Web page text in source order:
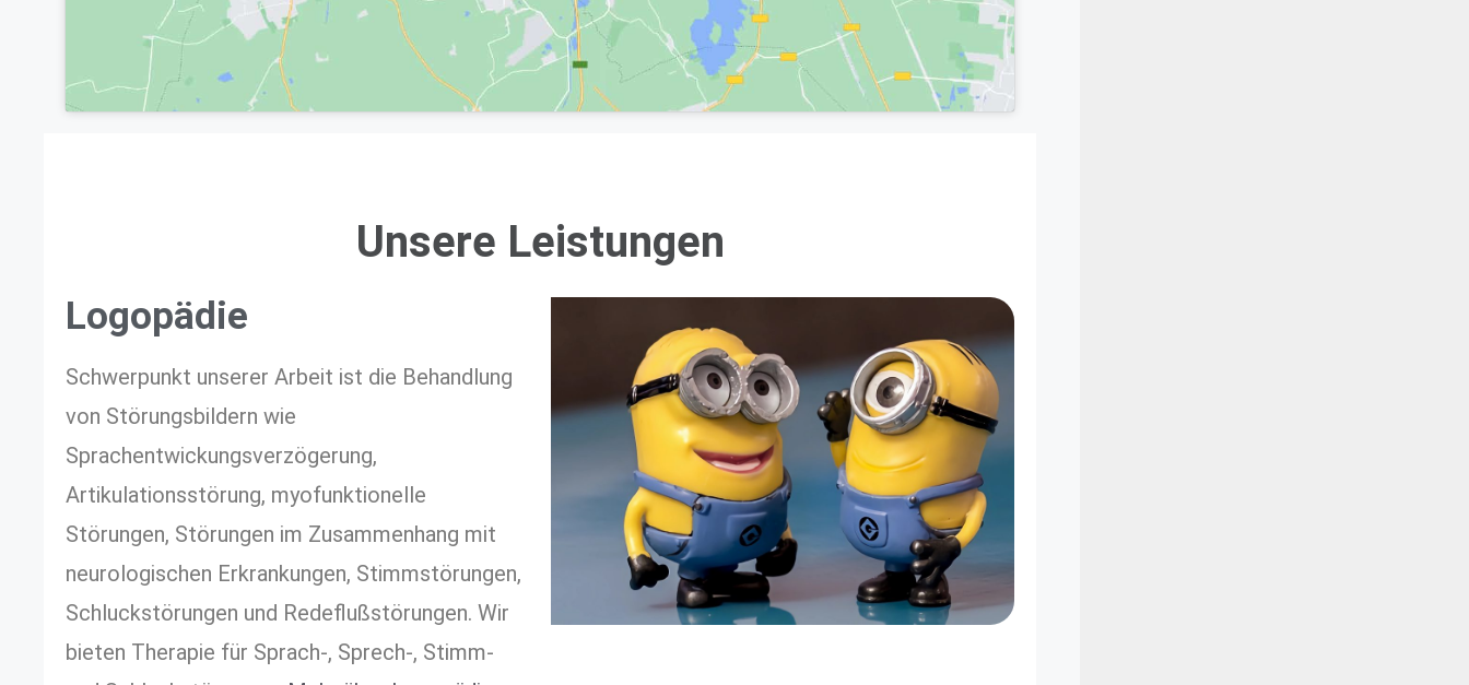
Unsere Leistungen
Logopädie
Schwerpunkt unserer Arbeit ist die Behandlung
von Störungsbildern wie
Sprachentwickungsverzögerung,
Artikulationsstörung, myofunktionelle
Störungen, Störungen im Zusammenhang mit
neurologischen Erkrankungen, Stimmstörungen,
Schluckstörungen und Redeflußstörungen. Wir
bieten Therapie für Sprach-, Sprech-, Stimm-